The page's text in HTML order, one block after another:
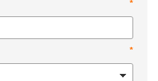
*
*